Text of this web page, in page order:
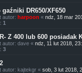
gaźniki DR650/XF650
autor: harpoon « ndz, 18 mar
1
Z 400 lub 600 posiadak
autor: dave « ndz, 11 lut 2018,
3
autor: kajtekgr « sob, 3 lut 2018,